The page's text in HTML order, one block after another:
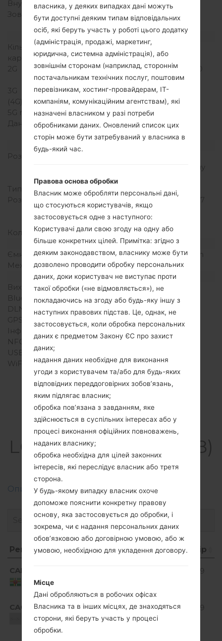
Внутрішня память
4GB
Зовнішня память
microSD, до 32 GB
(виділений слот)
Мережа та дані
Кількість місць для сім
карт
1 Міні SIM
2G
GSM 850/900/1800/1900
MHz
3G
HSDPA 900/2100 MHz
(4G) LTE
-
5G network
-
Дані
GPRS, EDGE, UMTS,
HSDPA, HSUPA, HSPA+
Розмір екрану
співвідношення екрану
до тіла)
Тип екрану
Розширення екрану
480 x 800 пікселів (~207
щільність пікселів на
дюйм)
Кольори екрану
16M кольорів
Акамулятор і клавіатура
Ємність акумулятора
Зємний Li-Ion 2100 mAh
Механічна клавіатура
-
Інтерфейси
Вихід для аудіо
3.5mm jack
Bluetooth
Версія 4.0, A2DP, aptX
DLNA
Ні
GPS
Так, A-GPS, GLONASS
Інфрачервоний порт
Ні
NFC
Так
USB
WiFi
Wi-Fi802.11b/g/n, Wi-Fi
Direct, hotspot
Прошивки
LGD320G8(LGD320G8)
akaLG L70
Описання регіонів прошивок телефонів LG
Регіон Назва файлу ОС Розмір
CAD
Dominica
909.9
CAO
Unknown
D320g810a_03.kdz
4.4.x
KitKat
909.9
власника, у деяких випадках дані можуть
бути доступні деяким типам відповідальних
осіб, які беруть участь у роботі цього додатку
(адміністрація, продажі, маркетинг,
юридична, системна адміністрація), або
зовнішнім сторонам (наприклад, стороннім
постачальникам технічних послуг, поштовим
перевізникам, хостинг-провайдерам, ІТ-
компаніям, комунікаційним агентствам), які
назначені власником у разі потреби
обробниками даних. Оновлений список цих
сторін може бути затребуваний у власника в
будь-який час.
Правова основа обробки
Власник може обробляти персональні дані,
що стосуються користувачів, якщо
застосовується одне з наступного:
Користувачі дали свою згоду на одну або
більше конкретних цілей. Примітка: згідно з
деяким законодавством, власнику може бути
дозволено проводити обробку персональних
даних, доки користувач не виступає проти
такої обробки («не відмовляється»), не
покладаючись на згоду або будь-яку іншу з
наступних правових підстав. Це, однак, не
застосовується, коли обробка персональних
даних є предметом Закону ЄС про захист
даних;
надання даних необхідне для виконання
угоди з користувачем та/або для будь-яких
відповідних переддоговірних зобов’язань,
яким підлягає власник;
обробка пов’язана з завданням, яке
здійснюється в суспільних інтересах або у
процесі виконання офіційних повноважень,
наданих власнику;
обробка необхідна для цілей законних
інтересів, які переслідує власник або третя
сторона.
У будь-якому випадку власник охоче
допоможе пояснити конкретну правову
основу, яка застосовується до обробки, і
зокрема, чи є надання персональних даних
обов’язковою або договірною умовою, або ж
умовою, необхідною для укладення договору.
Місце
Дані обробляються в робочих офісах
Власника та в інших місцях, де знаходяться
сторони, які беруть участь у процесі
обробки.